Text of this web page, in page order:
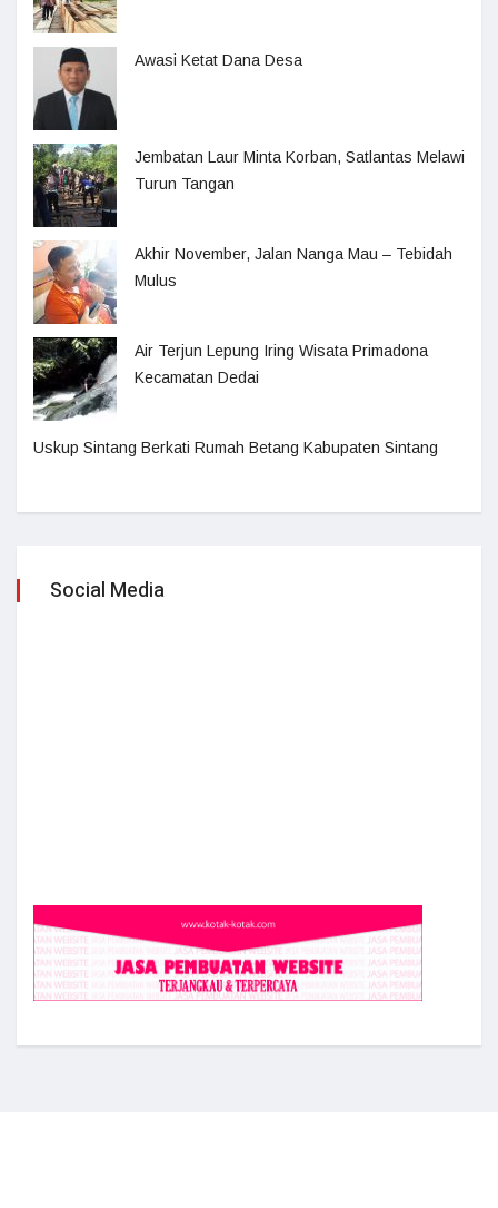
Awasi Ketat Dana Desa
Jembatan Laur Minta Korban, Satlantas Melawi
Turun Tangan
Akhir November, Jalan Nanga Mau – Tebidah
Mulus
Air Terjun Lepung Iring Wisata Primadona
Kecamatan Dedai
Uskup Sintang Berkati Rumah Betang Kabupaten Sintang
Social Media